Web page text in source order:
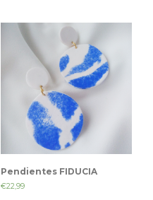
Pendientes FIDUCIA
€22,99